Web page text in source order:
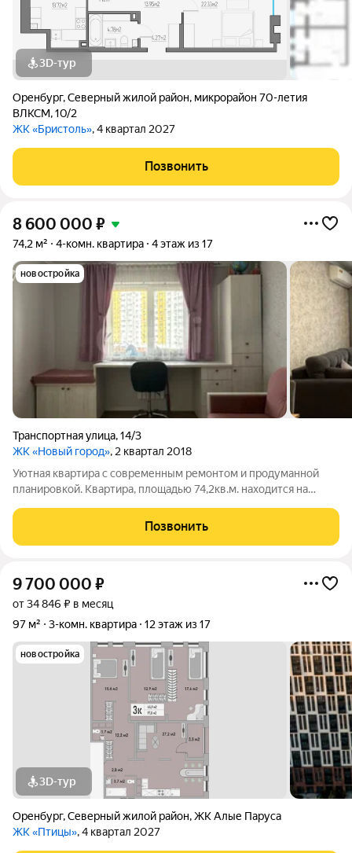
3D-тур
Оренбург,Северный жилой район, микрорайон 70-летия
ВЛКСМ,10/2
ЖК «Бристоль», 4 квартал 2027
Позвонить
8 600 000 ₽
74,2 м² 4-комн. квартира 4 этаж из 17
новостройка
Транспортная улица,14/3
ЖК «Новый город», 2 квартал 2018
Уютная квартира с современным ремонтом и продуманной
планировкой. Квартира, площадью 74,2кв.м. находится на
Выполнен качественный евро-ремонт, полностью готова к
проживанию. Все комнаты
Позвонить
9 700 000 ₽
от 34 846 ₽ в месяц
97 м²
3-комн. квартира 12 этаж из 17
новостройка
3D-тур
Оренбург,Северный жилой район,ЖК Алые Паруса
ЖК «Птицы», 4 квартал 2027